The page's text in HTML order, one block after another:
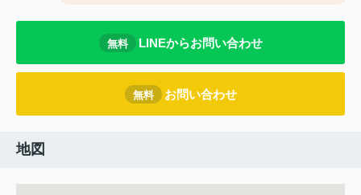
無料 LINEからお問い合わせ
無料 お問い合わせ
地図